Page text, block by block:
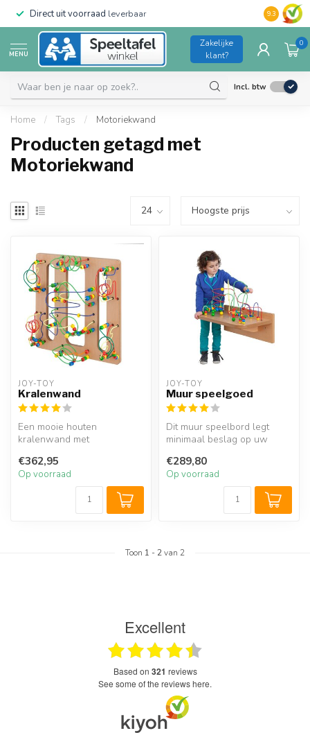
Direct uit voorraad leverbaar Duurzame
9.3
MENU
Zakelijke
klant?
0
Incl. btw
Home / Tags / Motoriekwand
Producten getagd met
Motoriekwand
JOY-TOY
Kralenwand
Een mooie houten
kralenwand met
op iedere muur of acht...
€362,95
Op voorraad
JOY-TOY
Muur speelgoed
Dit muur speelbord legt
minimaal beslag op uw
houten kra...
€289,80
Op voorraad
Toon 1 - 2van 2
Excellent
based on 321 reviews
see some of the reviews here.